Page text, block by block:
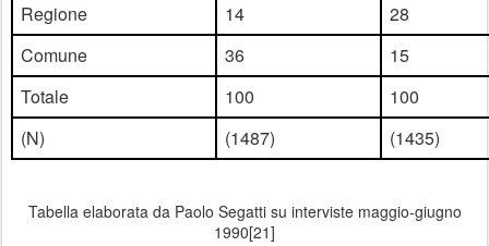
Regione
14
28
Comune
36
15
Totale
100
100
(N)
(1487) (1435)
Tabella elaborata da Paolo Segatti su interviste maggio-giugno
1990[21]